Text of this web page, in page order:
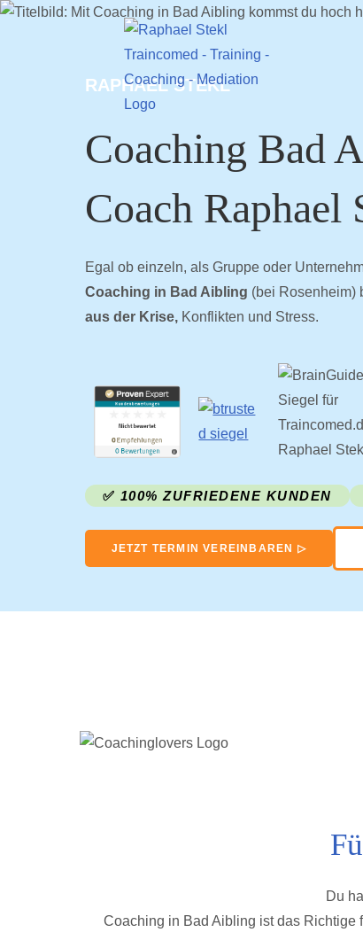
Zum
RAPHAEL STEKL
Coaching Bad
Coach Raphael
Egal ob einzeln, als Gruppe oder
Coaching in Bad Aibling (bei Rosenheim)
aus der Krise,Konflikten und Stress.
✅ 100% ZUFRIEDENE KUNDEN
JETZT TERMIN VEREINBAREN ▷
Du
Coaching in Bad Aibling ist das Richtige